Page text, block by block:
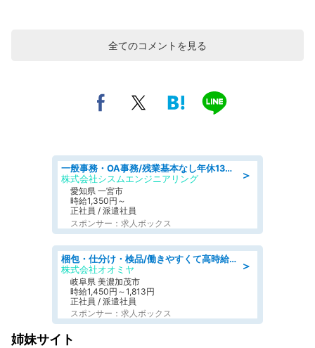
全てのコメントを見る
＞
一般事務・OA事務/残業基本なし年休130日社保完備の一般・調達事務
株式会社シスムエンジニアリング
愛知県 一宮市
時給1,350円～
正社員 / 派遣社員
スポンサー：求人ボックス
＞
梱包・仕分け・検品/働きやすくて高時給の仕分け作業長期休暇充実/残業なし
株式会社オオミヤ
岐阜県 美濃加茂市
時給1,450円～1,813円
正社員 / 派遣社員
スポンサー：求人ボックス
姉妹サイト